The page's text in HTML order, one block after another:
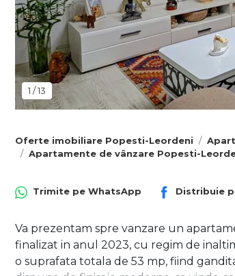
1 /13
Oferte imobiliare Popesti-Leordeni
Apartamente de vânzare Popesti-
Trimite pe WhatsApp Distribuie
Va prezentam spre vanzare un
finalizat in anul 2023, cu regim de
o suprafata totala de 53 mp, fiind